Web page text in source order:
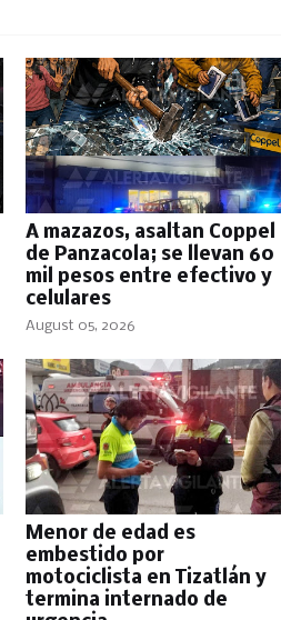
A mazazos, asaltan Coppel
de Panzacola; se llevan 60
mil pesos entre efectivo y
celulares
August 05, 2026
Menor de edad es
embestido por
motociclista en Tizatlán y
termina internado de